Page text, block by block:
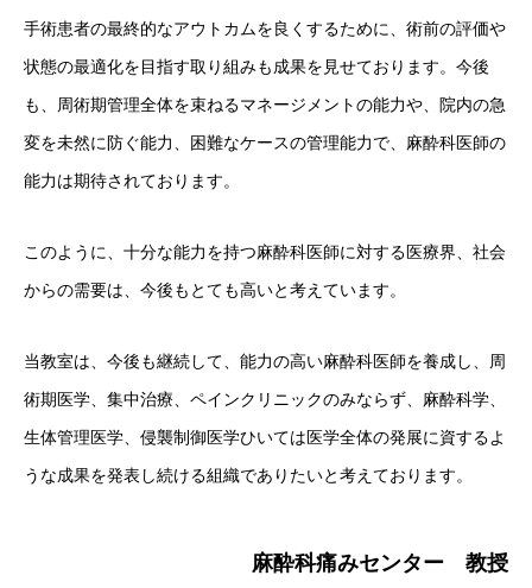
手術患者の最終的なアウトカムを良くするために、術前の評価や
状態の最適化を目指す取り組みも成果を見せております。今後
も、周術期管理全体を束ねるマネージメントの能力や、院内の急
変を未然に防ぐ能力、困難なケースの管理能力で、麻酔科医師の
能力は期待されております。
このように、十分な能力を持つ麻酔科医師に対する医療界、社会
からの需要は、今後もとても高いと考えています。
当教室は、今後も継続して、能力の高い麻酔科医師を養成し、周
術期医学、集中治療、ペインクリニックのみならず、麻酔科学、
生体管理医学、侵襲制御医学ひいては医学全体の発展に資するよ
うな成果を発表し続ける組織でありたいと考えております。
麻酔科痛みセンター 教授